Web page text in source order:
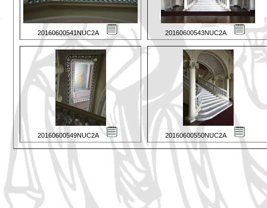
20160600541NUC2A 20160600543NUC2A
20160600549NUC2A 20160600550NUC2A